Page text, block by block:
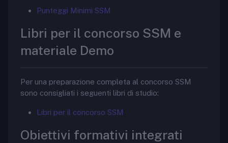
Punteggi Minimi SSM
Libri per il concorso SSM e
materiale Demo
Per una preparazione completa al concorso SSM
sono consigliati i seguenti libri di studio:
Libri per il concorso SSM
Obiettivi formativi integrati